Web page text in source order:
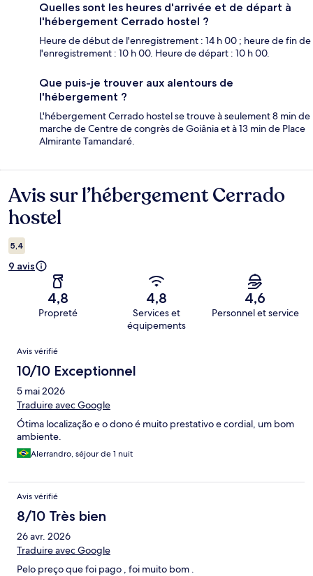
Quelles sont les heures d'arrivée et de départ à
l'hébergement Cerrado hostel ?
Heure de début de l'enregistrement : 14 h 00 ; heure de fin de
l'enregistrement : 10 h 00. Heure de départ : 10 h 00.
Que puis-je trouver aux alentours de
l'hébergement ?
L'hébergement Cerrado hostel se trouve à seulement 8 min de
marche de Centre de congrès de Goiânia et à 13 min de Place
Almirante Tamandaré.
Avis
Avis sur l’hébergement Cerrado
hostel
5,4
9 avis
4,8
Propreté
4,8
Services et
équipements
4,6
Personnel et service
Avis
Avis vérifié
10/10 Exceptionnel
5 mai 2026
Traduire avec Google
Ótima localização e o dono é muito prestativo e cordial, um bom
ambiente.
Alerrandro, séjour de 1 nuit
Avis vérifié
8/10 Très bien
26 avr. 2026
Traduire avec Google
Pelo preço que foi pago , foi muito bom .